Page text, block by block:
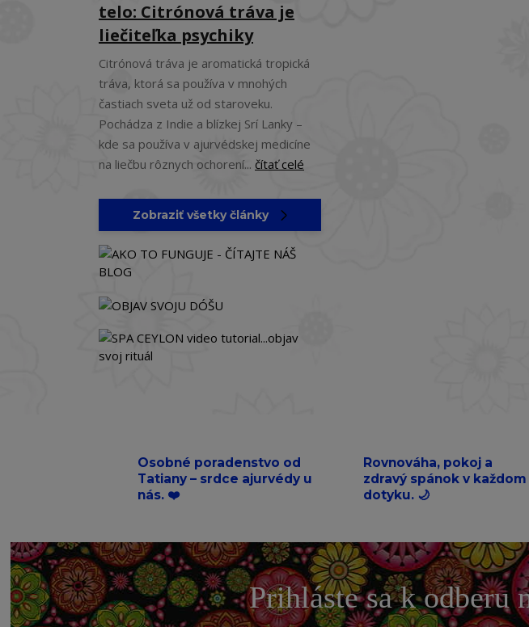
telo: Citrónová tráva je
liečiteľka psychiky
Citrónová tráva je aromatická tropická
tráva, ktorá sa používa v mnohých
častiach sveta už od staroveku.
Pochádza z Indie a blízkej Srí Lanky –
kde sa používa v ajurvédskej medicíne
na liečbu rôznych ochorení... čítať celé
Zobraziť všetky články
Osobné poradenstvo od
Tatiany – srdce ajurvédy u
nás. ❤️
Rovnováha, pokoj a
zdravý spánok v každom
dotyku. 🌙
Prihláste sa k odberu